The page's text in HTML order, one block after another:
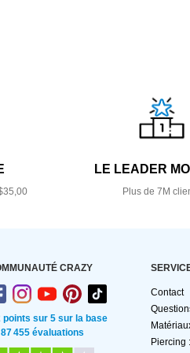
LE LEADER
Plus de 7M
CRAZY
points sur 5 sur la base
455 évaluations
Contact
Piercing